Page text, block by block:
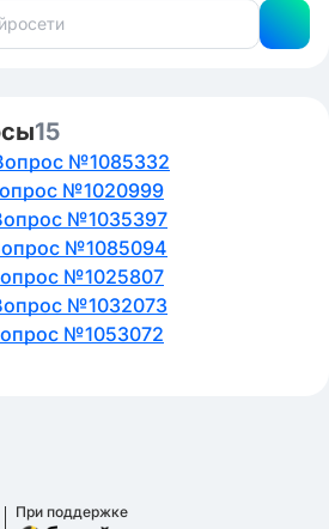
15
№1085332
№1020999
№1035397
№1085094
№1025807
№1032073
№1053072
При поддержке